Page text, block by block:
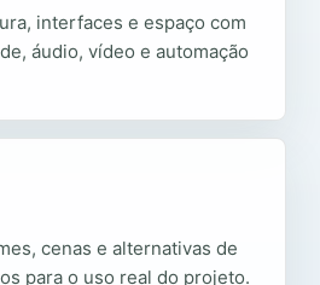
interfaces e espaço com
áudio, vídeo e automação
cenas e alternativas de
para o uso real do projeto.